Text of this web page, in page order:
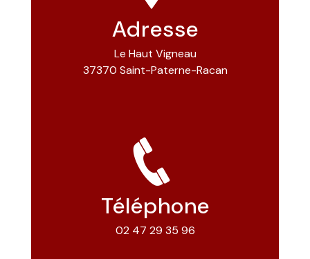
Adresse
Le Haut Vigneau
37370 Saint-Paterne-Racan
Téléphone
02 47 29 35 96